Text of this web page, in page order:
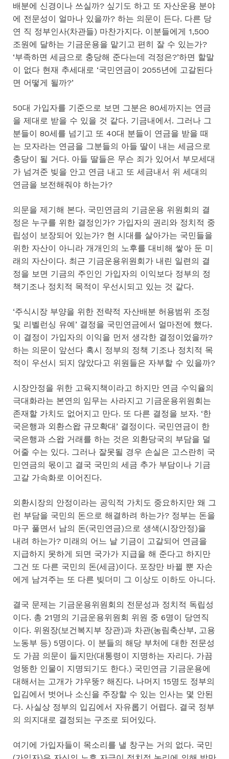
배분에 신경이나 쓰실까? 싶기도 하고 또 자산운용 분야
에 전문성이 얼마나 있을까? 하는 의문이 든다. 다른 당
연 직 정부인사(차관들) 마찬가지다. 이분들에게 1,500
조원에 달하는 기금운용을 맡기고 편히 잘 수 있는가?
‘부족하면 세금으로 충당해 준다는데 걱정은?’하면 할말
이 없다 현재 추세대로 ‘국민연금이 2055년에 고갈된다
면 어떻게 될까?’
50대 가입자를 기준으로 보면 그분은 80세까지는 연금
을 제대로 받을 수 있을 것 같다. 기금내에서. 그러나 그
분들이 80세를 넘기고 또 40대 분들이 연금을 받을 때
는 모자라는 연금을 그분들의 아들 딸이 내는 세금으로
충당이 될 거다. 아들 딸들은 무슨 죄가 있어서 부모세대
가 넘겨준 빚을 안고 연금 내고 또 세금내서 위 세대의
연금을 보전해줘야 하는가?
의문을 제기해 본다. 국민연금의 기금운용 위원회의 결
정은 누구를 위한 결정인가? 가입자의 권리와 정치적 중
립성이 보장되어 있는가? 현 시대를 살아가는 국민들을
위한 자산이 아니라 개개인의 노후를 대비해 쌓아 둔 미
래의 자산이다. 최근 기금운용위원회가 내린 일련의 결
정을 보면 기금의 주인인 가입자의 이익보다 정부의 정
책기조나 정치적 목적이 우선시되고 있는 것 같다.
‘주식시장 부양을 위한 전략적 자산배분 허용범위 조정
및 리벨런싱 유예’ 결정을 국민연금에서 얼마전에 했다.
이 결정이 가입자의 이익을 먼저 생각한 결정이었을까?
하는 의문이 앞선다 혹시 정부의 정책 기조나 정치적 목
적이 우선시 되지 않았다고 위원들은 자부할 수 있을까?
시장안정을 위한 고육지책이라고 하지만 연금 수익율의
극대화라는 본연의 임무는 사라지고 기금운용위원회는
존재할 가치도 없어지고 만다. 또 다른 결정을 보자. ‘한
국은행과 외환스왑 규모확대’ 결정이다. 국민연금이 한
국은행과 스왑 거래를 하는 것은 외환당국의 부담을 덜
어줄 수는 있다. 그러나 잘못될 경우 손실은 고스란히 국
민연금의 몫이고 결국 국민의 세금 추가 부담이나 기금
고갈 가속화로 이어진다.
외환시장의 안정이라는 공익적 가치도 중요하지만 왜 그
런 부담을 국민의 돈으로 해결하려 하는가? 정부는 돈을
마구 풀면서 남의 돈(국민연금)으로 생색(시장안정)을
내려 하는가? 미래의 어느 날 기금이 고갈되어 연금을
지급하지 못하게 되면 국가가 지급을 해 준다고 하지만
그건 또 다른 국민의 돈(세금)이다. 포장만 바뀔 뿐 자손
에게 남겨주는 또 다른 빚더미 그 이상도 이하도 아니다.
결국 문제는 기금운용위원회의 전문성과 정치적 독립성
이다. 총 21명의 기금운용위원회 위원 중 6명이 당연직
이다. 위원장(보건복지부 장관)과 차관(농림축산부, 고용
노동부 등) 5명이다. 이 분들의 해당 부처에 대한 전문성
도 가끔 의문이 들지만(대통령이 지명하는 자리다. 가끔
엉뚱한 인물이 지명되기도 한다.) 국민연금 기금운용에
대해서는 고개가 갸우뚱? 해진다. 나머지 15명도 정부의
입김에서 벗어나 소신을 주장할 수 있는 인사는 몇 안된
다. 사실상 정부의 입김에서 자유롭기 어렵다. 결국 정부
의 의지대로 결정되는 구조로 되어있다.
여기에 가입자들이 목소리를 낼 창구는 거의 없다. 국민